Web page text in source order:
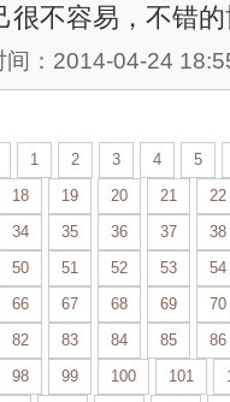
很不容易，不错
间：2014-04-24
1 2 3 4
5
18 19 20 21
22
34 35 36 37
38
50 51 52 53
54
66 67 68 69
70
82 83 84 85
86
98 99 100 101